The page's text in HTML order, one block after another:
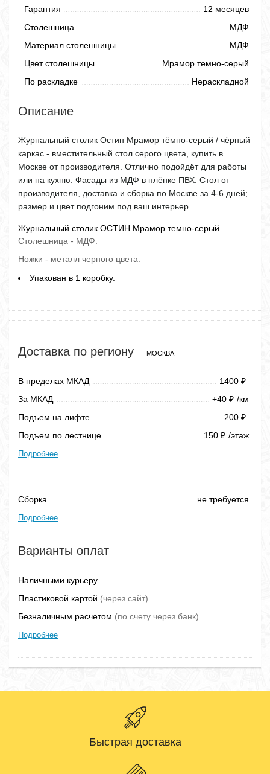
Гарантия
12 месяцев
Столешница
МДФ
Материал столешницы
МДФ
Цвет столешницы
Мрамор темно-серый
По раскладке
Нераскладной
Описание
Журнальный столик Остин Мрамор тёмно-серый / чёрный
каркас - вместительный стол серого цвета, купить в
Москве от производителя. Отлично подойдёт для работы
или на кухню. Фасады из МДФ в плёнке ПВХ. Стол от
производителя, доставка и сборка по Москве за 4-6 дней;
размер и цвет подгоним под ваш интерьер.
Журнальный столик ОСТИН Мрамор темно-серый
Столешница - МДФ.
Ножки - металл черного цвета.
Упакован в 1 коробку.
Доставка по региону МОСКВА
В пределах МКАД 1400 ₽
За МКАД +40 ₽ /км
Подъем на лифте
200 ₽
Подъем по лестнице 150 ₽ /этаж
Подробнее
Сборка не требуется
Подробнее
Варианты оплат
Наличными курьеру
Пластиковой картой (через сайт)
Безналичным расчетом (по счету через банк)
Подробнее
Быстрая доставка